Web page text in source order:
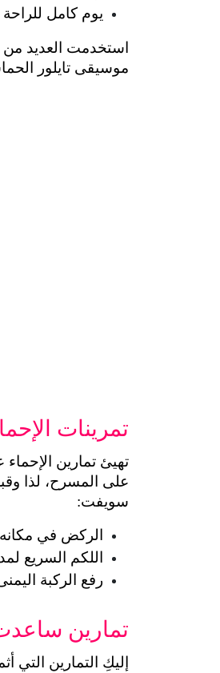
يوم كامل للراحة
موسيقى تايلور
تمرينات
سويفت:
الركض في مكانه لمدة 5
اللكم السريع
رفع الركبة اليمنى
تمارين
إليكِ التمارين التي